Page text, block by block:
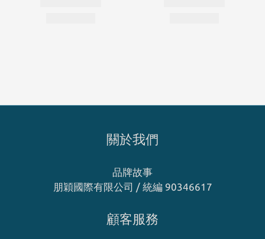
關於我們
品牌故事
朋穎國際有限公司 / 統編 90346617
顧客服務